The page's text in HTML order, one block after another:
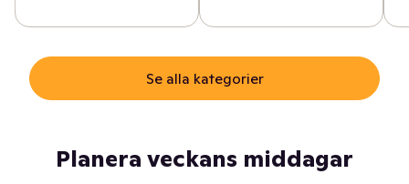
Se alla kategorier
Planera veckans middagar